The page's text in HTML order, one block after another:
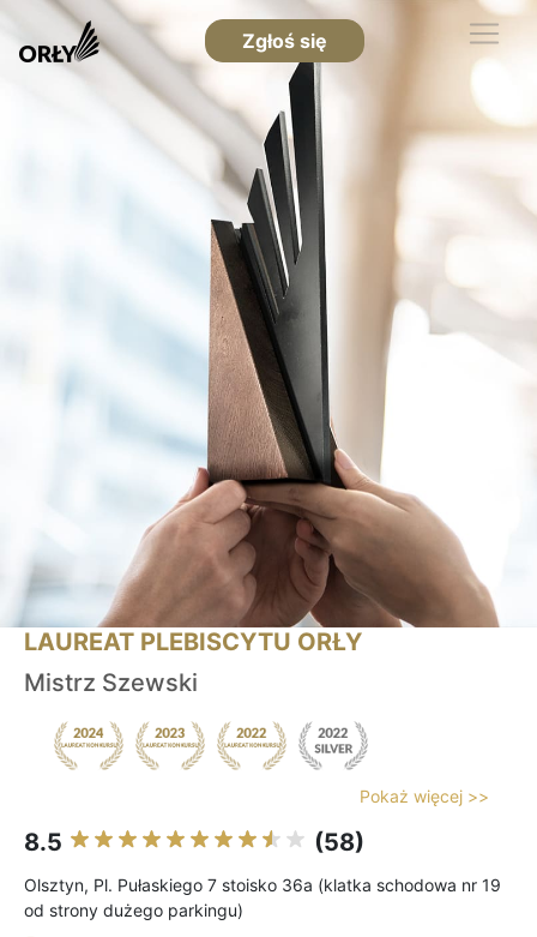
Zgłoś się
LAUREAT PLEBISCYTU ORŁY
Mistrz Szewski
Pokaż więcej >>
8.5 (58)
Olsztyn, Pl. Pułaskiego 7 stoisko 36a (klatka schodowa nr 19
od strony dużego parkingu)